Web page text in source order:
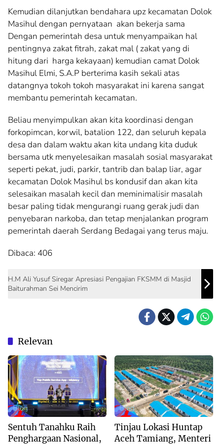
Kemudian dilanjutkan bendahara upz kecamatan Dolok
Masihul dengan pernyataan akan bekerja sama
Dengan pemerintah desa untuk menyampaikan hal
pentingnya zakat fitrah, zakat mal ( zakat yang di
hitung dari harga kekayaan) kemudian camat Dolok
Masihul Elmi, S.A.P berterima kasih sekali atas
datangnya tokoh tokoh masyarakat ini karena sangat
membantu pemerintah kecamatan.
Beliau menyimpulkan akan kita koordinasi dengan
forkopimcan, korwil, batalion 122, dan seluruh kepala
desa dan dalam waktu akan kita undang kita duduk
bersama utk menyelesaikan masalah sosial masyarakat
seperti pekat, judi, parkir, tantrib dan balap liar, agar
kecamatan Dolok Masihul bs kondusif dan akan kita
selesaikan masalah kecil dan meminimalisir masalah
besar paling tidak mengurangi ruang gerak judi dan
penyebaran narkoba, dan tetap menjalankan program
pemerintah daerah Serdang Bedagai yang terus maju.
Dibaca: 406
H.M Ali Yusuf Siregar Apresiasi Pengajian FKSMM di Masjid
Baiturahman Sei Mencirim
Relevan
Blog
Sentuh Tanahku Raih
Penghargaan Nasional,
Blog
Tinjau Lokasi Huntap
Aceh Tamiang, Menteri